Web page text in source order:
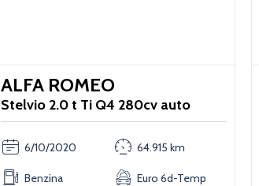
ALFA ROMEO
Stelvio 2.0 t Ti Q4 280cv auto
6/10/2020 64.915 km
Benzina Euro 6d-Temp